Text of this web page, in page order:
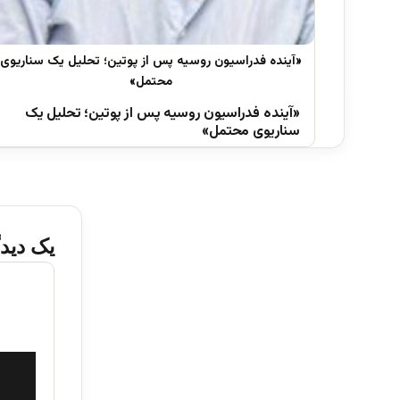
«آینده فدراسیون روسیه پس از پوتین؛ تحلیل یک
سناریوی محتمل»
یک